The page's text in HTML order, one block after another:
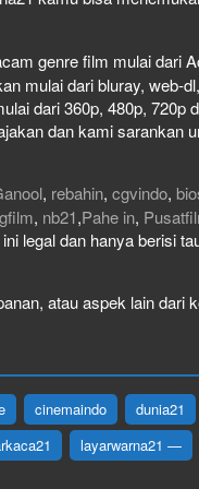
genre film mulai dari
mulai dari bluray, web-
dari 360p, 480p, 720p
dan kami sarankan
, rebahin, cgvindo,
, nb21,Pahe in,
legal dan hanya berisi
atau aspek lain dari
cinemaindo dunia21
layarwarna21 —